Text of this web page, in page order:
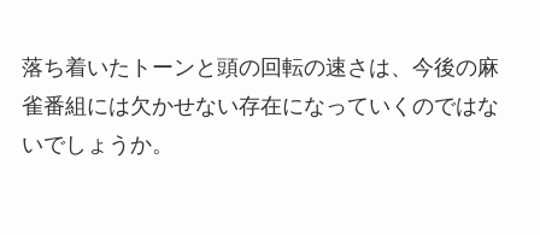
落ち着いたトーンと頭の回転の速さは、今後の麻
雀番組には欠かせない存在になっていくのではな
いでしょうか。